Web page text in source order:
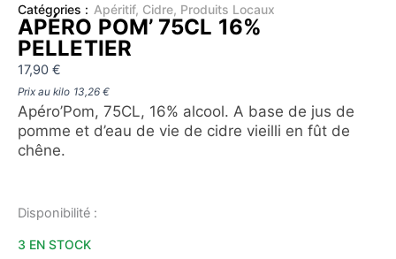
Catégories : Apéritif, Cidre, Produits Locaux
APÉRO POM’ 75CL 16%
PELLETIER
17,90 €
Prix au kilo 13,26 €
Apéro’Pom, 75CL, 16% alcool. A base de jus de
pomme et d’eau de vie de cidre vieilli en fût de
chêne.
Disponibilité :
3 EN STOCK
quantité
APÉRO